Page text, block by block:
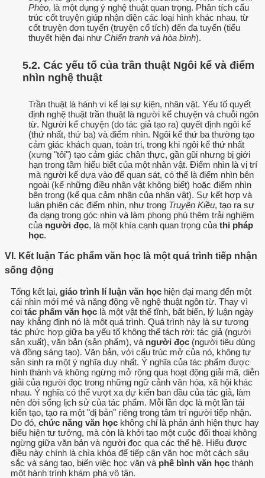
Phèo, là một dụng ý nghệ thuật quan trọng. Phân tích cấu
trúc cốt truyện giúp nhận diện các loại hình khác nhau, từ
cốt truyện đơn tuyến (truyện cổ tích) đến đa tuyến (tiểu
thuyết hiện đại như Chiến tranh và hòa bình).
5.2. Các yếu tố của trần thuật Ngôi kể và điểm
nhìn nghệ thuật
Trần thuật là hành vi kể lại sự kiện, nhân vật. Yếu tố quyết
định nghệ thuật trần thuật là người kể chuyện và chuỗi ngôn
từ. Người kể chuyện (do tác giả tạo ra) quyết định ngôi kể
(thứ nhất, thứ ba) và điểm nhìn. Ngôi kể thứ ba thường tạo
cảm giác khách quan, toàn tri, trong khi ngôi kể thứ nhất
(xưng "tôi") tạo cảm giác chân thực, gần gũi nhưng bị giới
hạn trong tầm hiểu biết của một nhân vật. Điểm nhìn là vị trí
mà người kể dựa vào để quan sát, có thể là điểm nhìn bên
ngoài (kể những điều nhân vật không biết) hoặc điểm nhìn
bên trong (kể qua cảm nhận của nhân vật). Sự kết hợp và
luân phiên các điểm nhìn, như trong Truyện Kiều, tạo ra sự
đa dạng trong góc nhìn và làm phong phú thêm trải nghiệm
của người đọc, là một khía cạnh quan trọng của thi pháp
học.
VI. Kết luận Tác phẩm văn học là một quá trình tiếp nhận
sống động
Tổng kết lại, giáo trình lí luận văn học hiện đại mang đến một
cái nhìn mới mẻ và năng động về nghệ thuật ngôn từ. Thay vì
coi tác phẩm văn học là một vật thể tĩnh, bất biến, lý luận ngày
nay khẳng định nó là một quá trình. Quá trình này là sự tương
tác phức hợp giữa ba yếu tố không thể tách rời: tác giả (người
sản xuất), văn bản (sản phẩm), và người đọc (người tiêu dùng
và đồng sáng tạo). Văn bản, với cấu trúc mở của nó, không tự
sản sinh ra một ý nghĩa duy nhất. Ý nghĩa của tác phẩm được
hình thành và không ngừng mở rộng qua hoạt động giải mã, diễn
giải của người đọc trong những ngữ cảnh văn hóa, xã hội khác
nhau. Ý nghĩa có thể vượt xa dự kiến ban đầu của tác giả, làm
nên đời sống lịch sử của tác phẩm. Mỗi lần đọc là một lần tái
kiến tạo, tạo ra một "dị bản" riêng trong tâm trí người tiếp nhận.
Do đó, chức năng văn học không chỉ là phản ánh hiện thực hay
biểu hiện tư tưởng, mà còn là khởi tạo một cuộc đối thoại không
ngừng giữa văn bản và người đọc qua các thế hệ. Hiểu được
điều này chính là chìa khóa để tiếp cận văn học một cách sâu
sắc và sáng tạo, biến việc học văn và phê bình văn học thành
một hành trình khám phá vô tận.